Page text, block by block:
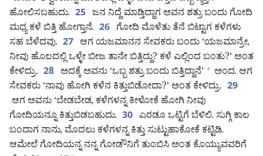
ಹೋಲಿಸಬಹುದು. 25 ಜನ ನಿದ್ದೆ ಮಾಡ್ತಿದ್ದಾಗ ಅವನ ಶತ್ರು ಬಂದು ಗೋದಿ
ಮಧ್ಯ ಕಳೆ ಬಿತ್ತಿ ಹೋಗ್ತಾನೆ. 26 ಗೋದಿ ಮೊಳೆತು ತೆನೆ ಬಿಟ್ಟಾಗ ಕಳೆಗಳು
ಸಹ ಬೆಳೆದವು. 27 ಆಗ ಯಜಮಾನನ ಸೇವಕರು ಬಂದು ‘ಯಜಮಾನ್ರೇ,
ನೀವು ಹೊಲದಲ್ಲಿ ಒಳ್ಳೇ ಬೀಜ ತಾನೇ ಬಿತ್ತಿದ್ದು? ಕಳೆ ಎಲ್ಲಿಂದ ಬಂತು?’ ಅಂತ
ಕೇಳಿದ್ರು. 28 ಅದಕ್ಕೆ ಅವನು ‘ಒಬ್ಬ ಶತ್ರು ಬಂದು ಬಿತ್ತಿದ್ದಾನೆ’ + ಅಂದ. ಆಗ
ಸೇವಕರು ‘ನಾವು ಹೋಗಿ ಕಳೆನ ಕಿತ್ತುಬಿಡೋದಾ?’ ಅಂತ ಕೇಳಿದ್ರು. 29
ಆಗ ಅವನು ‘ಬೇಡಬೇಡ, ಕಳೆಗಳನ್ನ ಕೀಳೋಕೆ ಹೋಗಿ ನೀವು
ಗೋದಿಯನ್ನೂ ಕಿತ್ತುಬಿಡಬಹುದು. 30 ಎರಡೂ ಒಟ್ಟಿಗೆ ಬೆಳಿಲಿ. ಸುಗ್ಗಿ ಕಾಲ
ಬಂದಾಗ ನಾನು, ಮೊದಲು ಕಳೆಗಳನ್ನ ಕಿತ್ತು ಸುಟ್ಟುಹಾಕೋಕೆ ಕಟ್ಟಿಡಿ.
ಆಮೇಲೆ ಗೋದಿಯನ್ನ ನನ್ನ ಗೋಡೌನಿಗೆ ತುಂಬಿಸಿ ಅಂತ ಕೊಯ್ಯುವವರಿಗೆ